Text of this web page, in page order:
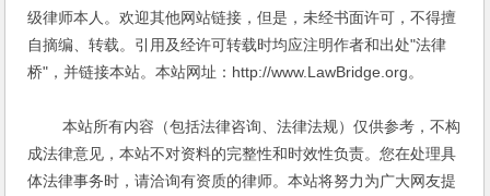
级律师本人。欢迎其他网站链接，但是，未经书面许可，不得擅
自摘编、转载。引用及经许可转载时均应注明作者和出处"法律
桥"，并链接本站。本站网址：http://www.LawBridge.org。
本站所有内容（包括法律咨询、法律法规）仅供参考，不构
成法律意见，本站不对资料的完整性和时效性负责。您在处理具
体法律事务时，请洽询有资质的律师。本站将努力为广大网友提